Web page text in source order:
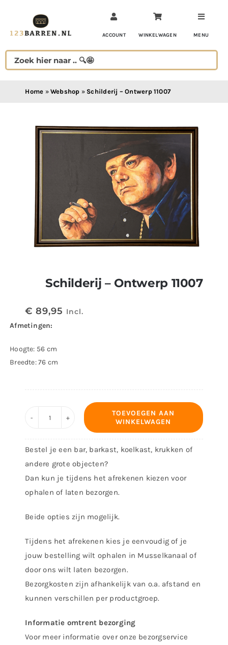
inhoud
ACCOUNT WINKELWAGEN MENU
Home » Webshop » Schilderij – Ontwerp 11007
Schilderij – Ontwerp 11007
€ 89,95 Incl.
Afmetingen:
Hoogte: 56 cm
Breedte: 76 cm
Ontwerp
11007
aantal
TOEVOEGEN AAN
WINKELWAGEN
Bestel je een bar, barkast, koelkast, krukken of
andere grote objecten?
Dan kun je tijdens het afrekenen kiezen voor
ophalen of laten bezorgen.
Beide opties zijn mogelijk.
Tijdens het afrekenen kies je eenvoudig of je
jouw bestelling wilt ophalen in Musselkanaal of
door ons wilt laten bezorgen.
Bezorgkosten zijn afhankelijk van o.a. afstand en
kunnen verschillen per productgroep.
Informatie omtrent bezorging
Voor meer informatie over onze bezorgservice